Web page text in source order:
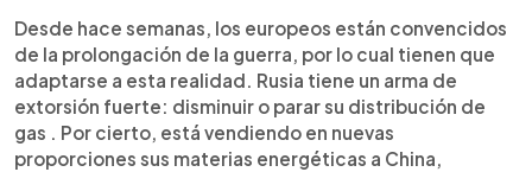
Desde hace semanas, los europeos están convencidos
de la prolongación de la guerra, por lo cual tienen que
adaptarse a esta realidad. Rusia tiene un arma de
extorsión fuerte: disminuir o parar su distribución de
gas . Por cierto, está vendiendo en nuevas
proporciones sus materias energéticas a China,